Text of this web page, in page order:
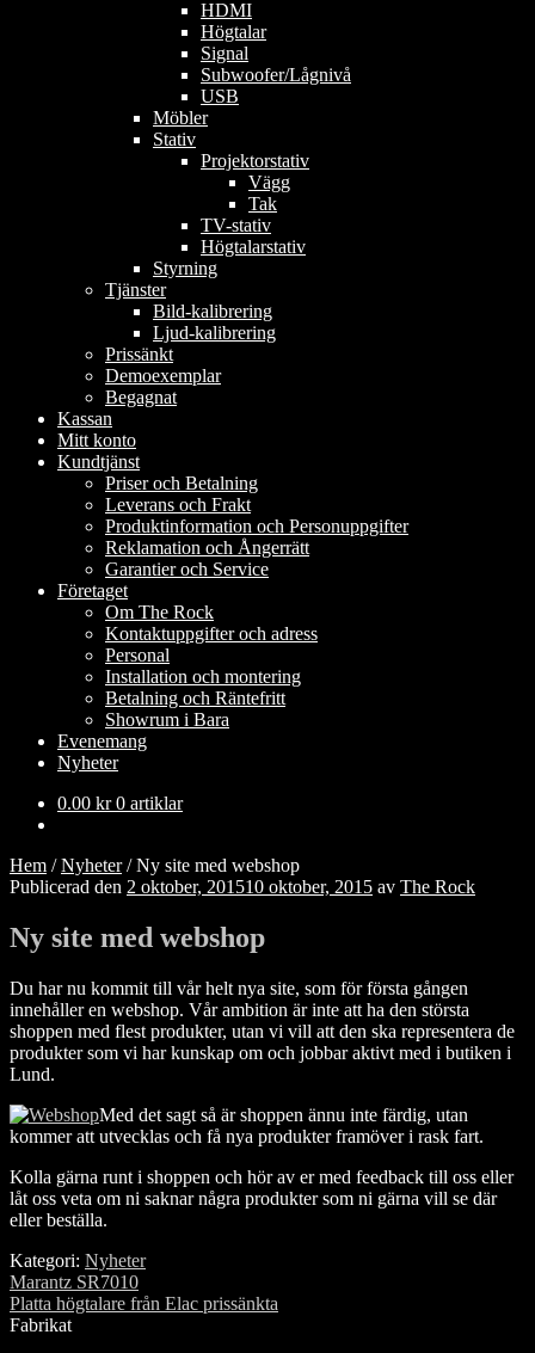
HDMI
Högtalar
Signal
Subwoofer/Lågnivå
USB
Möbler
Stativ
Projektorstativ
Vägg
Tak
TV-stativ
Högtalarstativ
Styrning
Tjänster
Bild-kalibrering
Ljud-kalibrering
Prissänkt
Demoexemplar
Begagnat
Kassan
Mitt konto
Kundtjänst
Priser och Betalning
Leverans och Frakt
Produktinformation och Personuppgifter
Reklamation och Ångerrätt
Garantier och Service
Företaget
Om The Rock
Kontaktuppgifter och adress
Personal
Installation och montering
Betalning och Räntefritt
Showrum i Bara
Evenemang
Nyheter
0.00 kr 0 artiklar
Hem /Nyheter/Ny site med webshop
Publicerad den 2 oktober, 201510 oktober, 2015 av The Rock
Ny site med webshop
Du har nu kommit till vår helt nya site, som för första gången
innehåller en webshop. Vår ambition är inte att ha den största
shoppen med flest produkter, utan vi vill att den ska representera de
produkter som vi har kunskap om och jobbar aktivt med i butiken i
Lund.
Med det sagt så är shoppen ännu inte färdig, utan
kommer att utvecklas och få nya produkter framöver i rask fart.
Kolla gärna runt i shoppen och hör av er med feedback till oss eller
låt oss veta om ni saknar några produkter som ni gärna vill se där
eller beställa.
Kategori: Nyheter
Inläggsnavigering
Föregående
inlägg:
Marantz SR7010
Nästa
inlägg:
Platta högtalare från Elac prissänkta
Fabrikat